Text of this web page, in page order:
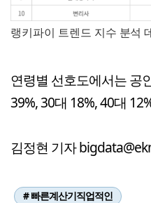
랭키파이 트렌드 지수 분석
연령별 선호도에서는 공
39%, 30대 18%, 40대
김정현 기자
# 빠른계산기직업적인